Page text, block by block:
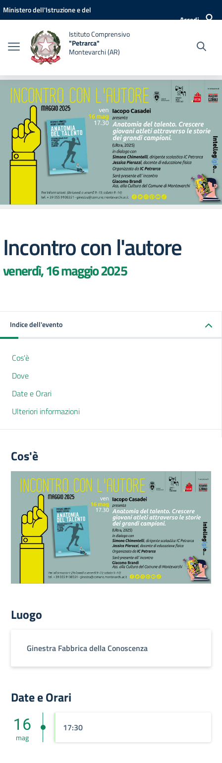
Vai ai contenuti
Vai al menu di navigazione
Vai al footer
Ministero dell'Istruzione e del
Accedi
Istituto Comprensivo
"Petrarca"
Montevarchi (AR)
Incontro con l'autore
venerdì, 16 maggio 2025
Indice dell'evento
Cos'è
Dove
Date e Orari
Ulteriori informazioni
Cos'è
Luogo
Ginestra Fabbrica della Conoscenza
Date e Orari
16
mag
17:30